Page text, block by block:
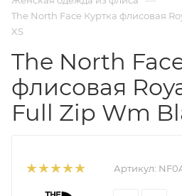
The North Face Куртка флисовая
XS
The North
флисовая
Full Zip Wm
Артикул: